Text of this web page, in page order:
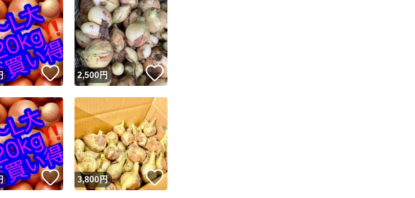
実績に基づく表示であり、発送を保証しているものではありません
＆安心発送
このユーザーは高頻度で24時間以内＆設定した発送日数内に発送してい
ます
発送 このユーザーは高頻度で24時間以内に発送しています
このユーザーは設定した発送日数内に発送しています
キャンセル
いいね！
2,500円 いいね！
いいね！
3,800円 いいね！